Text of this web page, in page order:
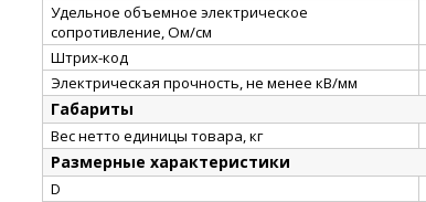
Удельное объемное электрическое
сопротивление, Ом/см
Штрих-код
Электрическая прочность, не менее кВ/мм
Габариты
Вес нетто единицы товара, кг
Размерные характеристики
D